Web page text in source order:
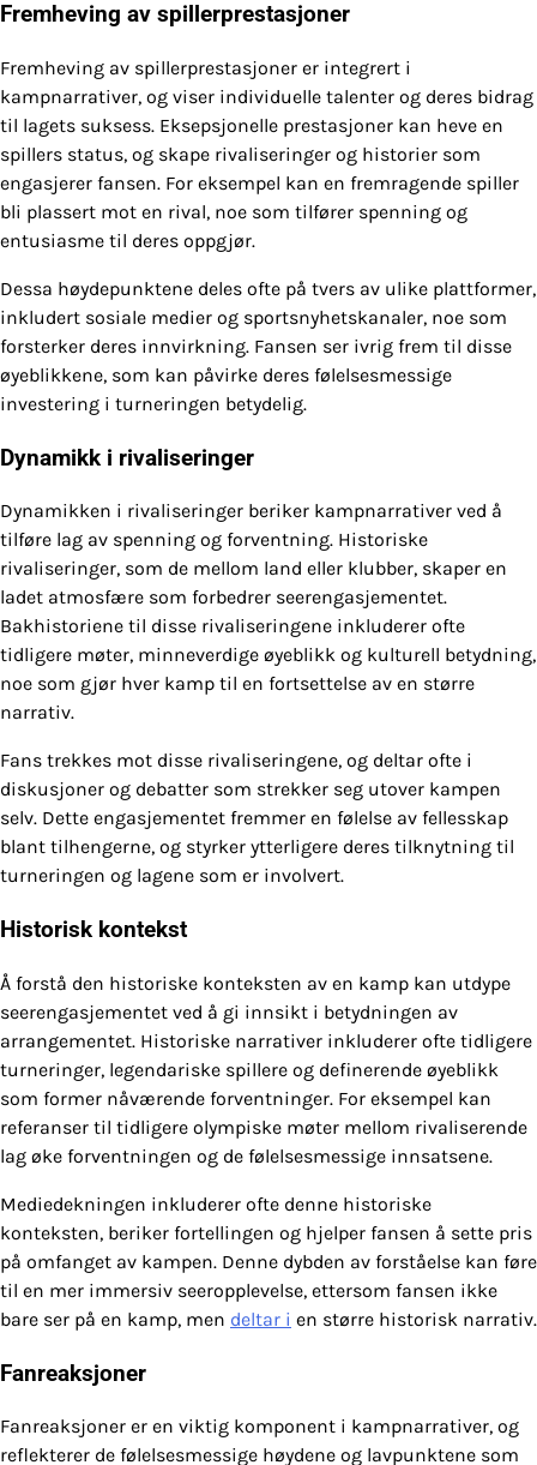
Fremheving av spillerprestasjoner
Fremheving av spillerprestasjoner er integrert i
kampnarrativer, og viser individuelle talenter og deres bidrag
til lagets suksess. Eksepsjonelle prestasjoner kan heve en
spillers status, og skape rivaliseringer og historier som
engasjerer fansen. For eksempel kan en fremragende spiller
bli plassert mot en rival, noe som tilfører spenning og
entusiasme til deres oppgjør.
Dessa høydepunktene deles ofte på tvers av ulike plattformer,
inkludert sosiale medier og sportsnyhetskanaler, noe som
forsterker deres innvirkning. Fansen ser ivrig frem til disse
øyeblikkene, som kan påvirke deres følelsesmessige
investering i turneringen betydelig.
Dynamikk i rivaliseringer
Dynamikken i rivaliseringer beriker kampnarrativer ved å
tilføre lag av spenning og forventning. Historiske
rivaliseringer, som de mellom land eller klubber, skaper en
ladet atmosfære som forbedrer seerengasjementet.
Bakhistoriene til disse rivaliseringene inkluderer ofte
tidligere møter, minneverdige øyeblikk og kulturell betydning,
noe som gjør hver kamp til en fortsettelse av en større
narrativ.
Fans trekkes mot disse rivaliseringene, og deltar ofte i
diskusjoner og debatter som strekker seg utover kampen
selv. Dette engasjementet fremmer en følelse av fellesskap
blant tilhengerne, og styrker ytterligere deres tilknytning til
turneringen og lagene som er involvert.
Historisk kontekst
Å forstå den historiske konteksten av en kamp kan utdype
seerengasjementet ved å gi innsikt i betydningen av
arrangementet. Historiske narrativer inkluderer ofte tidligere
turneringer, legendariske spillere og definerende øyeblikk
som former nåværende forventninger. For eksempel kan
referanser til tidligere olympiske møter mellom rivaliserende
lag øke forventningen og de følelsesmessige innsatsene.
Mediedekningen inkluderer ofte denne historiske
konteksten, beriker fortellingen og hjelper fansen å sette pris
på omfanget av kampen. Denne dybden av forståelse kan føre
til en mer immersiv seeropplevelse, ettersom fansen ikke
bare ser på en kamp, men deltar i en større historisk narrativ.
Fanreaksjoner
Fanreaksjoner er en viktig komponent i kampnarrativer, og
reflekterer de følelsesmessige høydene og lavpunktene som